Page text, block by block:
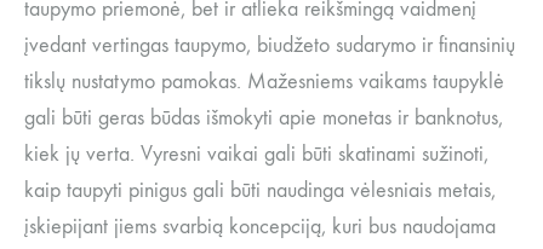
taupymo priemonė, bet ir atlieka reikšmingą vaidmenį
įvedant vertingas taupymo, biudžeto sudarymo ir finansinių
tikslų nustatymo pamokas. Mažesniems vaikams taupyklė
gali būti geras būdas išmokyti apie monetas ir banknotus,
kiek jų verta. Vyresni vaikai gali būti skatinami sužinoti,
kaip taupyti pinigus gali būti naudinga vėlesniais metais,
įskiepijant jiems svarbią koncepciją, kuri bus naudojama